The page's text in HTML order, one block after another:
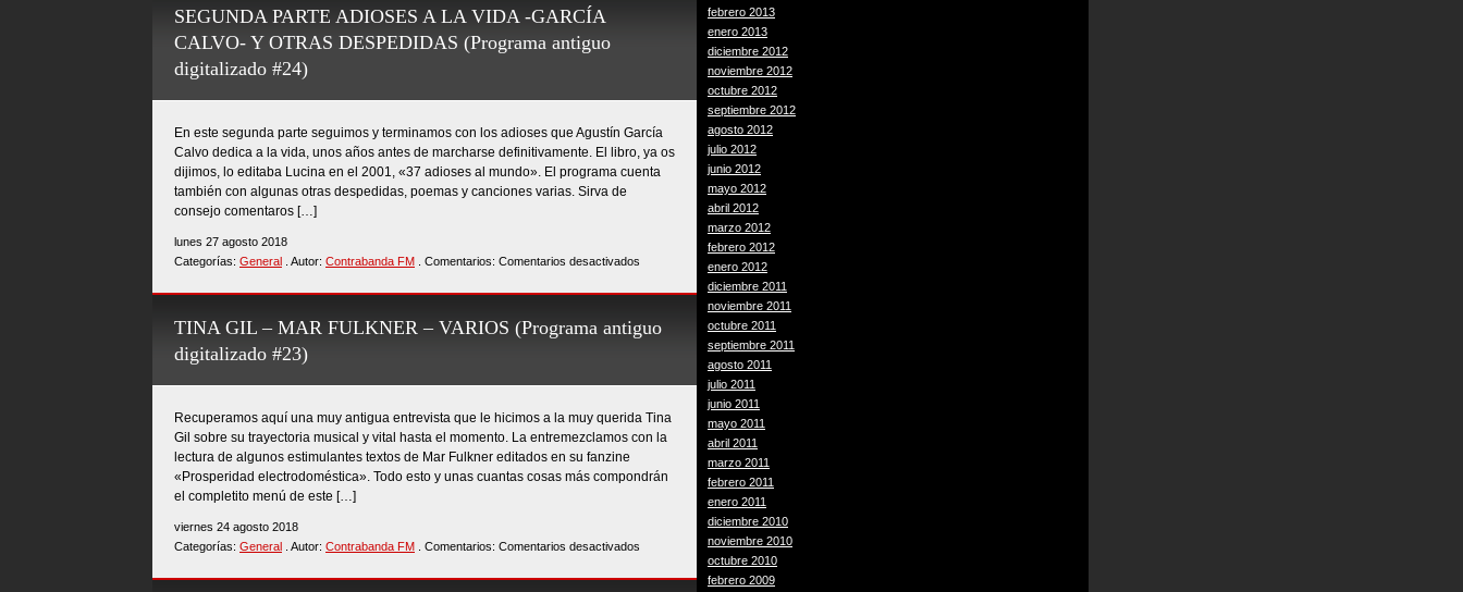
HACERLO/SATANTANGO/LA
antiguo
#25)
SEGUNDA PARTE ADIOSES A LA VIDA -GARCÍA
CALVO- Y OTRAS DESPEDIDAS (Programa antiguo
digitalizado #24)
En este segunda parte seguimos y terminamos con los adioses que Agustín García
Calvo dedica a la vida, unos años antes de marcharse definitivamente. El libro, ya os
dijimos, lo editaba Lucina en el 2001, «37 adioses al mundo». El programa cuenta
también con algunas otras despedidas, poemas y canciones varias. Sirva de
consejo comentaros […]
lunes 27 agosto 2018
Categorías: General . Autor: Contrabanda FM . Comentarios: Comentarios desactivados
PARTE
A
GARCÍA
CALVO-
OTRAS
TINA GIL – MAR FULKNER – VARIOS (Programa antiguo
digitalizado #23)
Recuperamos aquí una muy antigua entrevista que le hicimos a la muy querida Tina
Gil sobre su trayectoria musical y vital hasta el momento. La entremezclamos con la
lectura de algunos estimulantes textos de Mar Fulkner editados en su fanzine
«Prosperidad electrodoméstica». Todo esto y unas cuantas cosas más compondrán
el completito menú de este […]
viernes 24 agosto 2018
Categorías: General . Autor: Contrabanda FM . Comentarios: Comentarios desactivados
GIL
febrero 2013
enero 2013
diciembre 2012
noviembre 2012
octubre 2012
septiembre 2012
agosto 2012
julio 2012
junio 2012
mayo 2012
abril 2012
marzo 2012
febrero 2012
enero 2012
diciembre 2011
noviembre 2011
octubre 2011
septiembre 2011
agosto 2011
julio 2011
junio 2011
mayo 2011
abril 2011
marzo 2011
febrero 2011
enero 2011
diciembre 2010
noviembre 2010
octubre 2010
febrero 2009